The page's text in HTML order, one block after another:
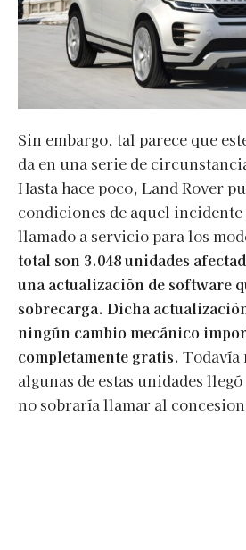
Sin embargo, tal parece que
da en una serie de
Hasta hace poco, Land Rover
condiciones de aquel
llamado a servicio para los
total son 3.048 unidades
una actualización de software
sobrecarga. Dicha
ningún cambio mecánico
completamente gratis. Todavía
algunas de estas unidades
no sobraría llamar al